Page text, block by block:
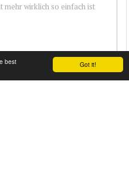
Got it!
best
mehr wirklich so einfach ist